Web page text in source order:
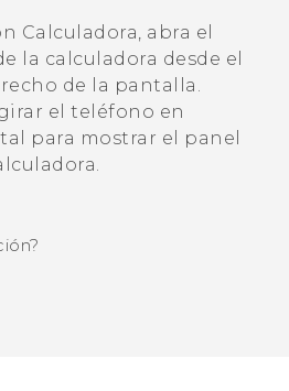
Calculadora, abra el
la calculadora desde el
de la pantalla.
el teléfono en
para mostrar el panel